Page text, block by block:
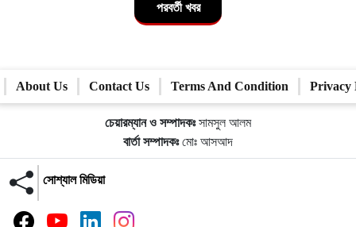
পরবর্তী খবর
About Us Contact Us Terms And Condition Privacy
চেয়ারম্যান ও সম্পাদকঃসামসুল আলম
বার্তা সম্পাদকঃমোঃ আসআদ
সোশ্যাল মিডিয়া